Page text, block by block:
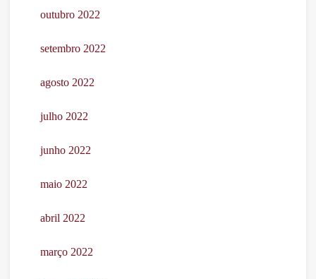
outubro 2022
setembro 2022
agosto 2022
julho 2022
junho 2022
maio 2022
abril 2022
março 2022